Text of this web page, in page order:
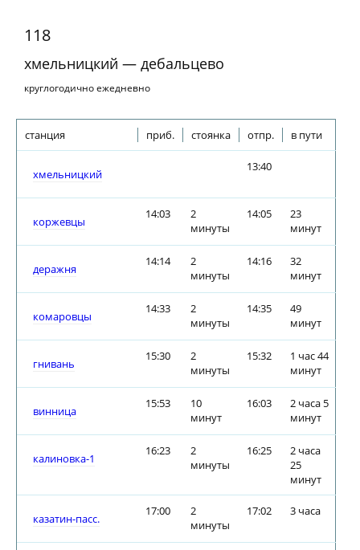
118
хмельницкий — дебальцево
круглогодично ежедневно
станция приб. стоянка отпр. в пути
хмельницкий
13:40
коржевцы
14:03
2
минуты
14:05
23
минут
деражня
14:14
2
минуты
14:16
32
минут
комаровцы
14:33
2
минуты
14:35
49
минут
гнивань
15:30
2
минуты
15:32
1 час 44
минут
винница
15:53
10
минут
16:03
2 часа 5
минут
калиновка-1
16:23
2
минуты
16:25
2 часа
25
минут
казатин-пасс.
17:00
2
минуты
17:02 3 часа